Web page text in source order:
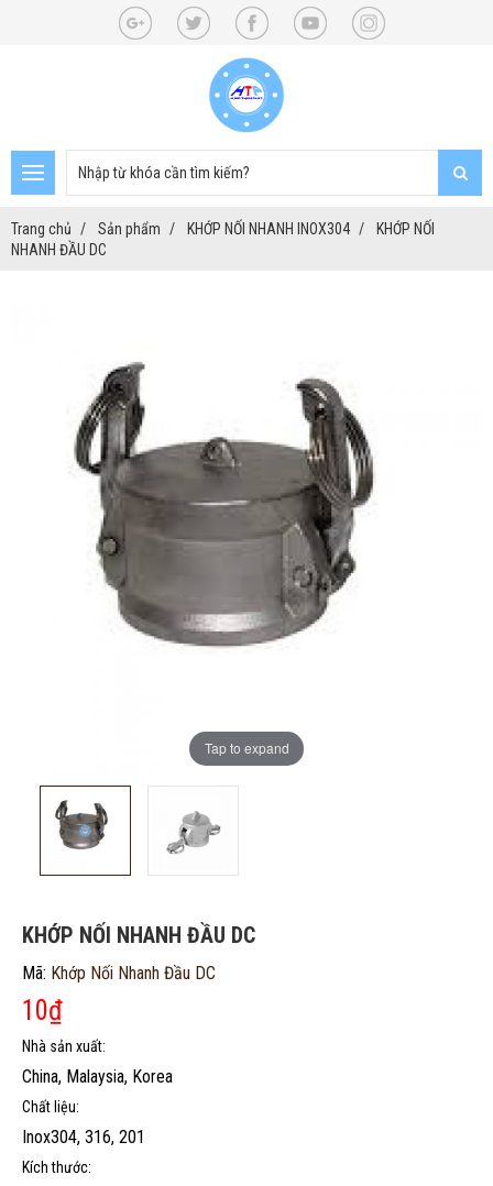
Trang chủ Sản phẩm KHỚP NỐI NHANH INOX304
KHỚP NỐI
NHANH ĐẦU DC
Tap to expand
KHỚP NỐI NHANH ĐẦU DC
Mã: Khớp Nối Nhanh Đầu DC
10₫
Nhà sản xuất:
China, Malaysia, Korea
Chất liệu:
Inox304, 316, 201
Kích thước:
HOÀN THÀNH